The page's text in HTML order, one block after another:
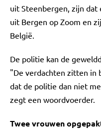
uit Steenbergen, zijn dat
uit Bergen op Zoom en
België.
De politie kan de
"De verdachten zitten in
dat de politie dan niet
zegt een woordvoerder.
Twee vrouwen